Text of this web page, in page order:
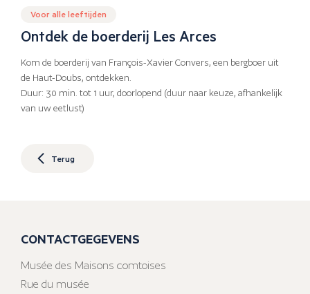
Voor alle leeftijden
Ontdek de boerderij Les Arces
Kom de boerderij van François-Xavier Convers, een bergboer uit
de Haut-Doubs, ontdekken.
Duur: 30 min. tot 1 uur, doorlopend (duur naar keuze, afhankelijk
van uw eetlust)
Terug
CONTACTGEGEVENS
Musée des Maisons comtoises
Rue du musée